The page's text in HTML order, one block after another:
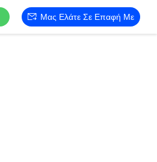
Μας Ελάτε Σε Επαφή Με